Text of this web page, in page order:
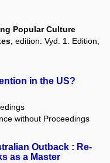
Popular Culture
, edition: Vyd. 1. Edition,
in the US?
without Proceedings
Outback : Re-
as a Master